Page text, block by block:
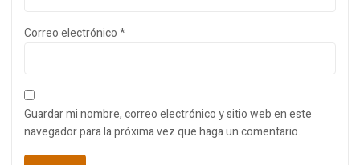
Correo electrónico*
Guardar mi nombre, correo electrónico y sitio web en este
navegador para la próxima vez que haga un comentario.